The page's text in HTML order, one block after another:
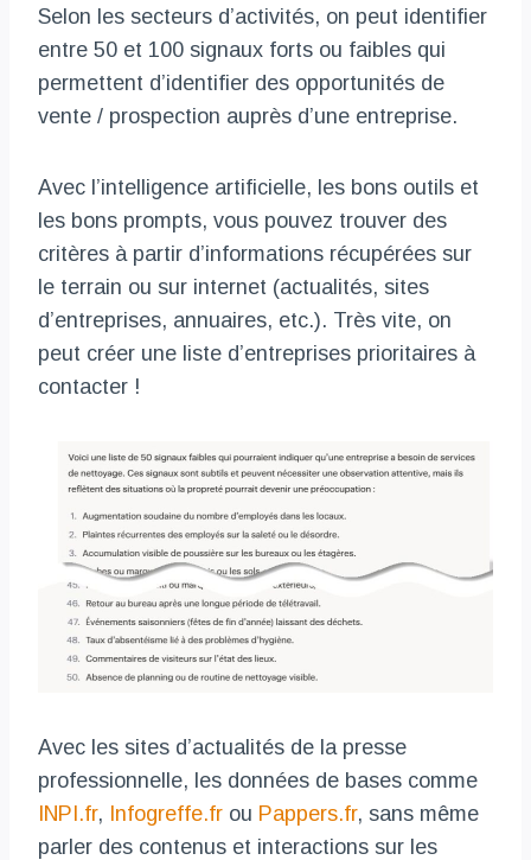
Selon les secteurs d’activités, on peut identifier
entre 50 et 100 signaux forts ou faibles qui
permettent d’identifier des opportunités de
vente / prospection auprès d’une entreprise.
Avec l’intelligence artificielle, les bons outils et
les bons prompts, vous pouvez trouver des
critères à partir d’informations récupérées sur
le terrain ou sur internet (actualités, sites
d’entreprises, annuaires, etc.). Très vite, on
peut créer une liste d’entreprises prioritaires à
contacter !
Avec les sites d’actualités de la presse
professionnelle, les données de bases comme
INPI.fr, Infogreffe.fr ou Pappers.fr, sans même
parler des contenus et interactions sur les